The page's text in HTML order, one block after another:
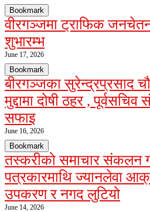
Bookmark
वीरगञ्जमा ट्राफिक
शुभारम्भ
June 17, 2026
Bookmark
बीरगञ्जका सुरेन्द्रप्रसाद
मुद्दामा दोषी ठहर , पूर्वसचिव
सफाइ
June 16, 2026
Bookmark
तस्करीको समाचार संकलन
पत्रकारमाथि ज्यानलेवा
उपकरण र नगद लुटियो
June 14, 2026